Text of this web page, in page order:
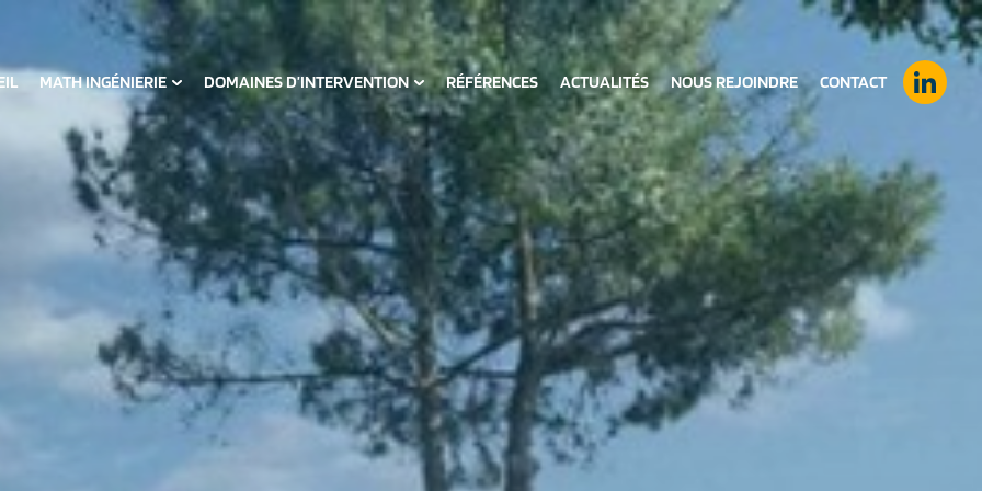
MATH INGÉNIERIE DOMAINES D’INTERVENTION RÉFÉRENCES ACTUALITÉS NOUS REJOINDRE CONTACT